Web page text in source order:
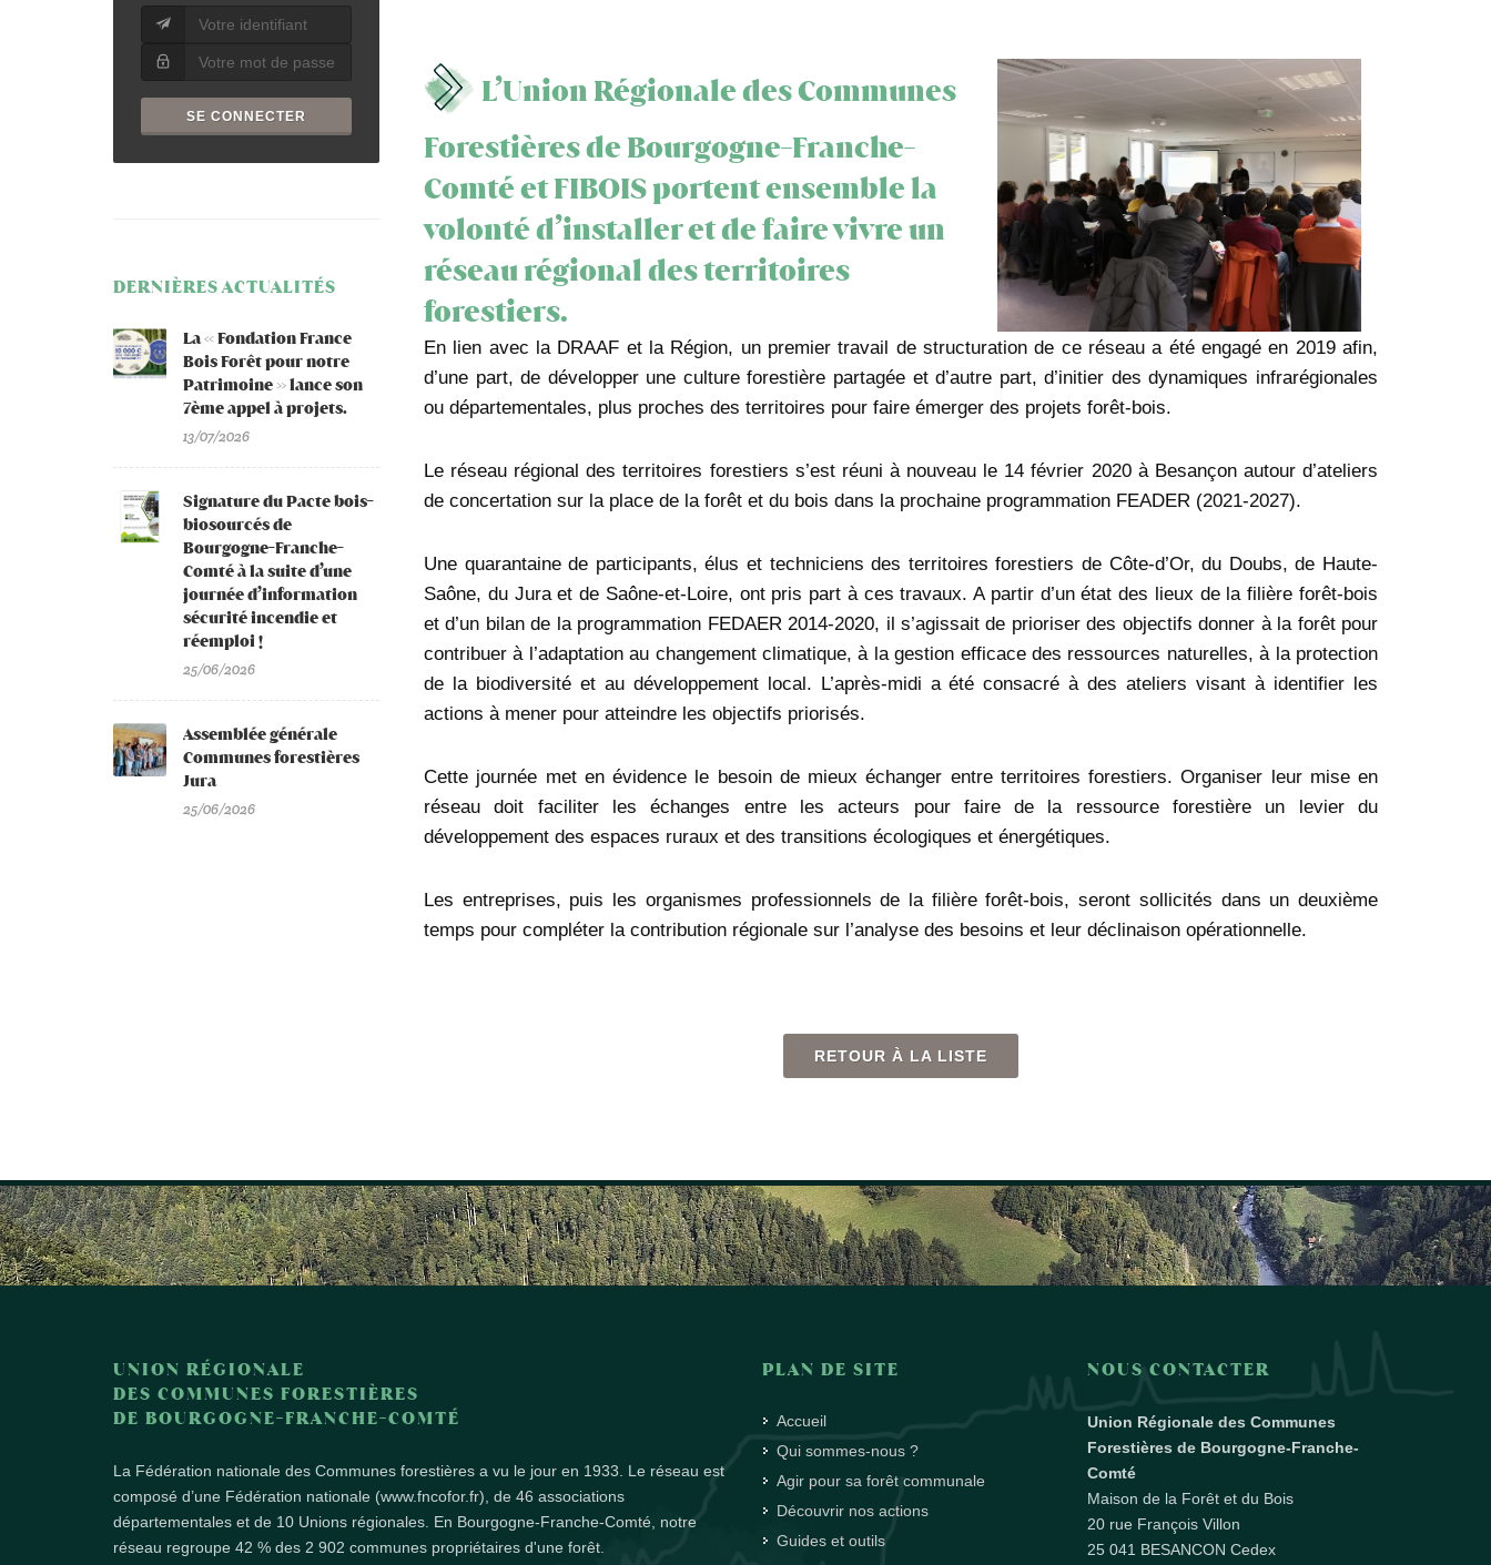
L’Union Régionale des Communes
Forestières de Bourgogne-Franche-
Comté et FIBOIS portent ensemble la
volonté d’installer et de faire vivre un
réseau régional des territoires
forestiers.
En lien avec la DRAAF et la Région, un premier travail de structuration de ce réseau a été engagé en 2019 afin,
d’une part, de développer une culture forestière partagée et d’autre part, d’initier des dynamiques infrarégionales
ou départementales, plus proches des territoires pour faire émerger des projets forêt-bois.
Le réseau régional des territoires forestiers s’est réuni à nouveau le 14 février 2020 à Besançon autour d’ateliers
de concertation sur la place de la forêt et du bois dans la prochaine programmation FEADER (2021-2027).
Une quarantaine de participants, élus et techniciens des territoires forestiers de Côte-d’Or, du Doubs, de Haute-
Saône, du Jura et de Saône-et-Loire, ont pris part à ces travaux. A partir d’un état des lieux de la filière forêt-bois
et d’un bilan de la programmation FEDAER 2014-2020, il s’agissait de prioriser des objectifs donner à la forêt pour
contribuer à l’adaptation au changement climatique, à la gestion efficace des ressources naturelles, à la protection
de la biodiversité et au développement local. L’après-midi a été consacré à des ateliers visant à identifier les
actions à mener pour atteindre les objectifs priorisés.
Cette journée met en évidence le besoin de mieux échanger entre territoires forestiers. Organiser leur mise en
réseau doit faciliter les échanges entre les acteurs pour faire de la ressource forestière un levier du
développement des espaces ruraux et des transitions écologiques et énergétiques.
Les entreprises, puis les organismes professionnels de la filière forêt-bois, seront sollicités dans un deuxième
temps pour compléter la contribution régionale sur l’analyse des besoins et leur déclinaison opérationnelle.
RETOUR À LA LISTE
DERNIÈRES ACTUALITÉS
La « Fondation France
Bois Forêt pour notre
Patrimoine » lance son
7ème appel à projets.
13/07/2026
Signature du Pacte bois-
biosourcés de
Bourgogne-Franche-
Comté à la suite d’une
journée d’information
sécurité incendie et
réemploi !
25/06/2026
Assemblée générale
Communes forestières
Jura
25/06/2026
UNION RÉGIONALE
DES COMMUNES FORESTIÈRES
DE BOURGOGNE-FRANCHE-COMTÉ
La Fédération nationale des Communes forestières a vu le jour en 1933. Le réseau est
composé d’une Fédération nationale (www.fncofor.fr), de 46 associations
départementales et de 10 Unions régionales. En Bourgogne-Franche-Comté, notre
réseau regroupe 42 % des 2 902 communes propriétaires d'une forêt.
PLAN DE SITE
Accueil
Qui sommes-nous ?
Agir pour sa forêt communale
Découvrir nos actions
Guides et outils
NOUS CONTACTER
Union Régionale des Communes
Forestières de Bourgogne-Franche-
Comté
Maison de la Forêt et du Bois
20 rue François Villon
25 041 BESANCON Cedex